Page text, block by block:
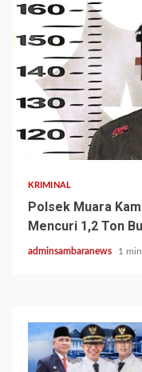
2 min read
KRIMINAL
Polsek Muara
Mencuri 1,2 Ton
adminsambaranews 1